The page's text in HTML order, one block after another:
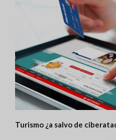
Turismo ¿a salvo de